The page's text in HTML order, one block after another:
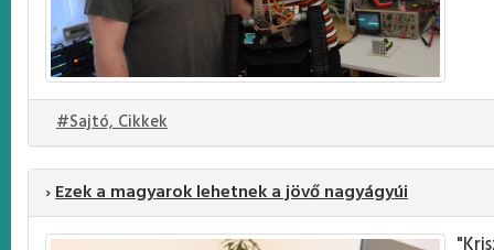
#Sajtó, Cikkek
›Ezek a magyarok lehetnek a jövő nagyágyúi